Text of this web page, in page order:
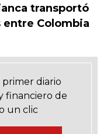
transportó
entre Colombia
diario
financiero de
un clic